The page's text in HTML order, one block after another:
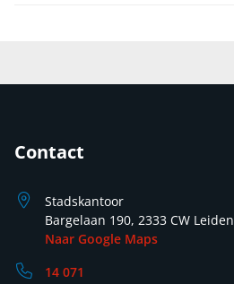
Contact
Stadskantoor
Bargelaan 190, 2333 CW Leiden
Naar Google Maps
14 071